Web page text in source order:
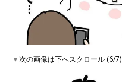
▼次の画像は下へスクロール (6/7)